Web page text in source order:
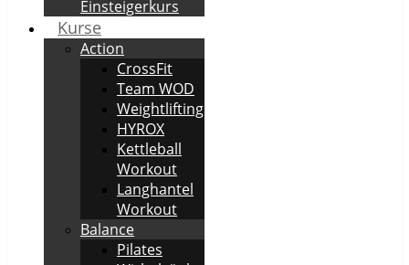
Einsteigerkurs
Kurse
Action
CrossFit
Team WOD
Weightlifting
HYROX
Kettleball
Workout
Langhantel
Workout
Balance
Pilates